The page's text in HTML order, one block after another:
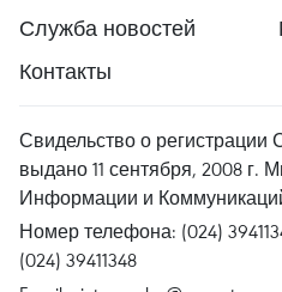
Служба новостей
Контакты
Свидельство о регистрации
выдано 11 сентября, 2008 г.
Информации и
Номер телефона: (024)
(024) 39411348